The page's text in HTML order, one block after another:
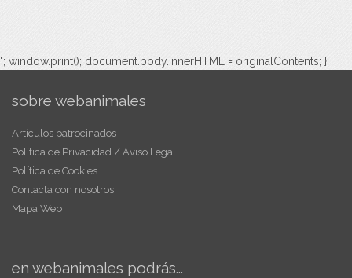
"; window.print(); document.body.innerHTML = originalContents; }
sobre webanimales
Artículos patrocinados
Política de Privacidad / Aviso Legal
Política de Cookies
Contacta con nosotros
Mapa Web
en webanimales podrás...